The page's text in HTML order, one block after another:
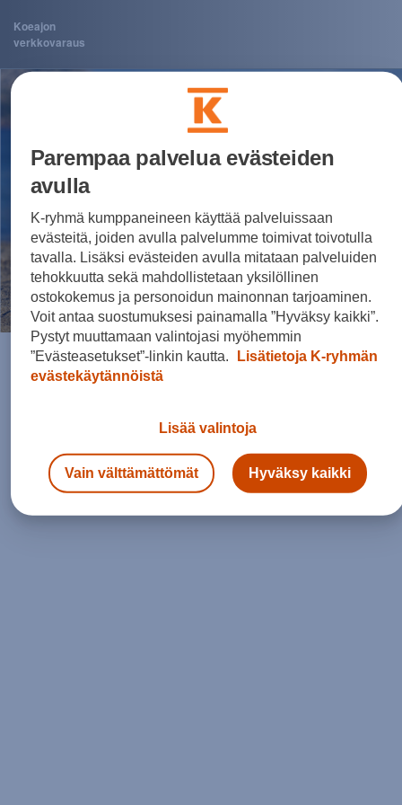
Koeajon
verkkovaraus
Valitettavasti nyt tapahtui
jotain odottamatonta!
Siirry etusivulle
Parempaa palvelua evästeiden
avulla
K-ryhmä kumppaneineen käyttää palveluissaan
evästeitä, joiden avulla palvelumme toimivat toivotulla
tavalla. Lisäksi evästeiden avulla mitataan palveluiden
tehokkuutta sekä mahdollistetaan yksilöllinen
ostokokemus ja personoidun mainonnan tarjoaminen.
Voit antaa suostumuksesi painamalla ”Hyväksy kaikki”.
Pystyt muuttamaan valintojasi myöhemmin
”Evästeasetukset”-linkin kautta.
Lisätietoja K-ryhmän
evästekäytännöistä
Lisää valintoja
Vain välttämättömät Hyväksy kaikki